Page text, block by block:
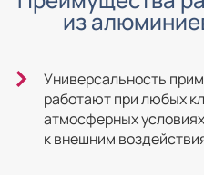
из
Универсальность
работают при любых
атмосферных
к внешним